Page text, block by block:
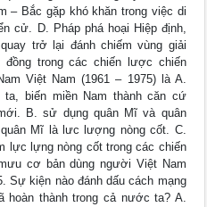
– Bắc gặp khó khăn trong việc di
cử. D. Pháp phá hoại Hiệp định,
trở lại đánh chiếm vùng giải
trong các chiến lược chiến
Việt Nam (1961 – 1975) là A.
biến miền Nam thành căn cứ
B. sử dụng quân Mĩ và quân
Mĩ là lưc lượng nòng cốt. C.
lực lựng nòng cốt trong các chiến
cơ bản dùng người Việt Nam
Sự kiện nào đánh dấu cách mạng
hoàn thành trong cả nước ta? A.